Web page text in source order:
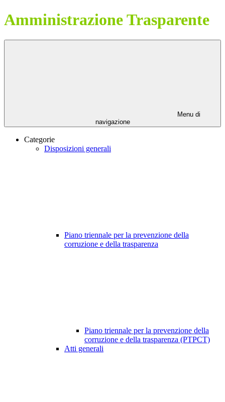
Amministrazione Trasparente
Menu di
navigazione
Categorie
Disposizioni generali
Piano triennale per la prevenzione della
corruzione e della trasparenza
Piano triennale per la prevenzione della
corruzione e della trasparenza (PTPCT)
Atti generali